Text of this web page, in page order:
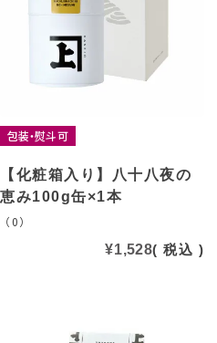
包装・熨斗可
【化粧箱入り】八十八夜の
恵み100g缶×1本
（0）
¥1,528 税込